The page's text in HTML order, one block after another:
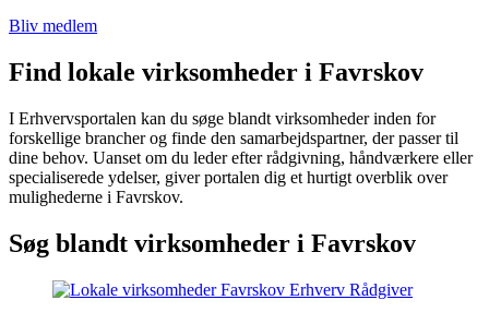
Bliv medlem
Find lokale virksomheder i Favrskov
I Erhvervsportalen kan du søge blandt virksomheder inden for
forskellige brancher og finde den samarbejdspartner, der passer til
dine behov. Uanset om du leder efter rådgivning, håndværkere eller
specialiserede ydelser, giver portalen dig et hurtigt overblik over
mulighederne i Favrskov.
Søg blandt virksomheder i Favrskov